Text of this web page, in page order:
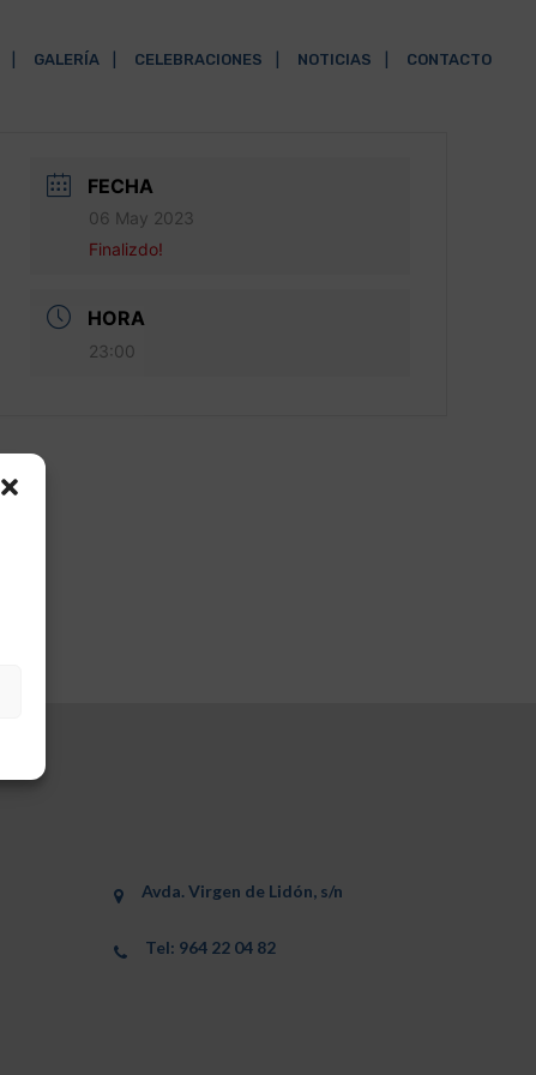
GALERÍA CELEBRACIONES NOTICIAS CONTACTO
FECHA
06 May 2023
Finalizdo!
HORA
23:00
Avda. Virgen de Lidón, s/n
Tel: 964 22 04 82